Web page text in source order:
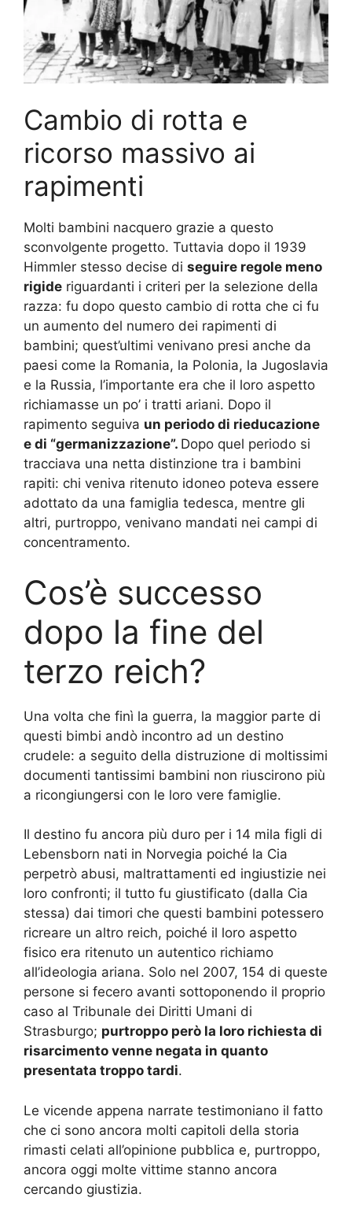
Cambio di rotta e
ricorso massivo ai
rapimenti
Molti bambini nacquero grazie a questo
sconvolgente progetto. Tuttavia dopo il 1939
Himmler stesso decise di seguire regole meno
rigide riguardanti i criteri per la selezione della
razza: fu dopo questo cambio di rotta che ci fu
un aumento del numero dei rapimenti di
bambini; quest’ultimi venivano presi anche da
paesi come la Romania, la Polonia, la Jugoslavia
e la Russia, l’importante era che il loro aspetto
richiamasse un po’ i tratti ariani. Dopo il
rapimento seguiva un periodo di rieducazione
e di “germanizzazione”. Dopo quel periodo si
tracciava una netta distinzione tra i bambini
rapiti: chi veniva ritenuto idoneo poteva essere
adottato da una famiglia tedesca, mentre gli
altri, purtroppo, venivano mandati nei campi di
concentramento.
Cos’è successo
dopo la fine del
terzo reich?
Una volta che finì la guerra, la maggior parte di
questi bimbi andò incontro ad un destino
crudele: a seguito della distruzione di moltissimi
documenti tantissimi bambini non riuscirono più
a ricongiungersi con le loro vere famiglie.
Il destino fu ancora più duro per i 14 mila figli di
Lebensborn nati in Norvegia poiché la Cia
perpetrò abusi, maltrattamenti ed ingiustizie nei
loro confronti; il tutto fu giustificato (dalla Cia
stessa) dai timori che questi bambini potessero
ricreare un altro reich, poiché il loro aspetto
fisico era ritenuto un autentico richiamo
all’ideologia ariana. Solo nel 2007, 154 di queste
persone si fecero avanti sottoponendo il proprio
caso al Tribunale dei Diritti Umani di
Strasburgo; purtroppo però la loro richiesta di
risarcimento venne negata in quanto
presentata troppo tardi.
Le vicende appena narrate testimoniano il fatto
che ci sono ancora molti capitoli della storia
rimasti celati all’opinione pubblica e, purtroppo,
ancora oggi molte vittime stanno ancora
cercando giustizia.